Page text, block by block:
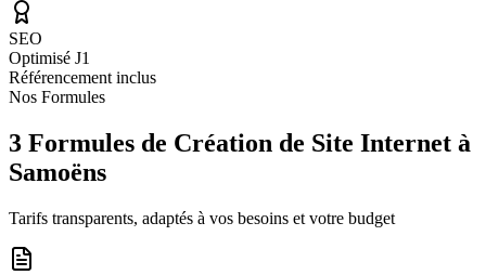
SEO
Optimisé J1
Référencement inclus
Nos Formules
3 Formules de Création de Site Internet à
Samoëns
Tarifs transparents, adaptés à vos besoins et votre budget